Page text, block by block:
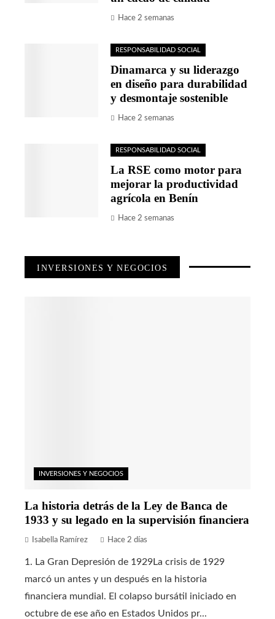
Hace 2 semanas
RESPONSABILIDAD SOCIAL
Dinamarca y su liderazgo
en diseño para durabilidad
y desmontaje sostenible
Hace 2 semanas
RESPONSABILIDAD SOCIAL
La RSE como motor para
mejorar la productividad
agrícola en Benín
Hace 2 semanas
INVERSIONES Y NEGOCIOS
INVERSIONES Y NEGOCIOS
La historia detrás de la Ley de Banca de
1933 y su legado en la supervisión financiera
Isabella Ramírez Hace 2 días
1. La Gran Depresión de 1929La crisis de 1929
marcó un antes y un después en la historia
financiera mundial. El colapso bursátil iniciado en
octubre de ese año en Estados Unidos pr...